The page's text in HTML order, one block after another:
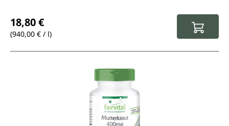
18,80 €
(940,00 € / l)